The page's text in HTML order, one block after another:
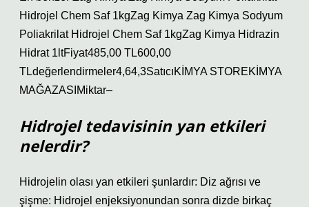
Hidrojel Chem Saf 1kgZag Kimya Zag Kimya Sodyum
Poliakrilat Hidrojel Chem Saf 1kgZag Kimya Hidrazin
Hidrat 1ltFiyat485,00 TL600,00
TLdeğerlendirmeler4,64,3SatıcıKİMYA STOREKİMYA
MAĞAZASIMiktar–
Hidrojel tedavisinin yan etkileri
nelerdir?
Hidrojelin olası yan etkileri şunlardır: Diz ağrısı ve
şişme: Hidrojel enjeksiyonundan sonra dizde birkaç